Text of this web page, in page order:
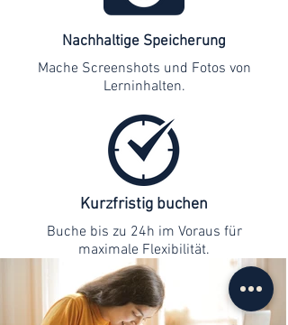
Nachhaltige Speicherung
Mache Screenshots und Fotos von
Lerninhalten.
Kurzfristig buchen
Buche bis zu 24h im Voraus für
maximale Flexibilität.